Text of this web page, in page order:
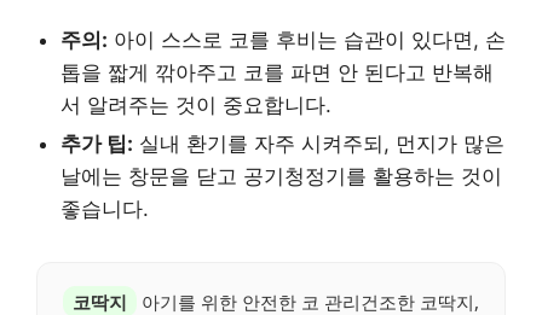
주의: 아이 스스로 코를 후비는 습관이 있다면, 손
톱을 짧게 깎아주고 코를 파면 안 된다고 반복해
서 알려주는 것이 중요합니다.
추가 팁: 실내 환기를 자주 시켜주되, 먼지가 많은
날에는 창문을 닫고 공기청정기를 활용하는 것이
좋습니다.
코딱지
아기를 위한 안전한 코 관리건조한 코딱지,